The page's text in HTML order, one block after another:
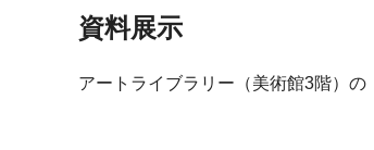
資料展示
アートライブラリー（美術館3階）